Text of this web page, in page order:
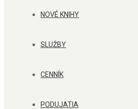
NOVÉ KNIHY
SLUŽBY
CENNÍK
PODUJATIA